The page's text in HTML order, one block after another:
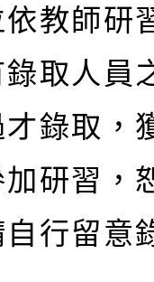
依教師研
取人員
錄取，
研習，
行留意